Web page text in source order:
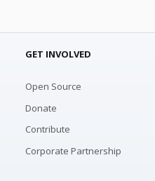
GET INVOLVED
Open Source
Donate
Contribute
Corporate Partnership